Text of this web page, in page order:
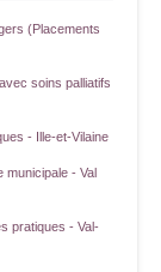
(Placements
soins palliatifs
- Ille-et-Vilaine
- Val
pratiques - Val-